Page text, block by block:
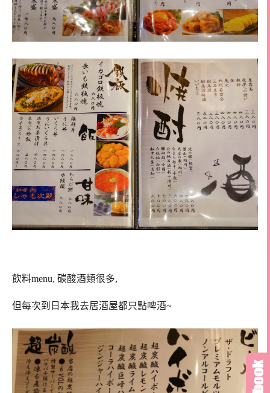
飲料menu, 碳酸酒類很多,
但每次到日本我去居酒屋都只點啤酒~